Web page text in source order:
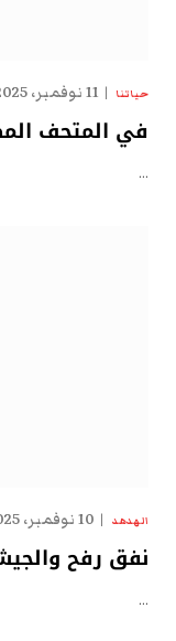
حياتنا 11 نوفمبر، 2025
في المتحف
…
الهدهد 10 نوفمبر، 2025
نفق رفح
…